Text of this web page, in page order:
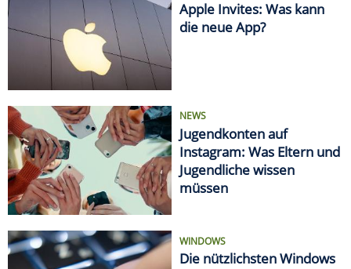
Apple Invites: Was kann
die neue App?
NEWS
Jugendkonten auf
Instagram: Was Eltern und
Jugendliche wissen
müssen
WINDOWS
Die nützlichsten Windows